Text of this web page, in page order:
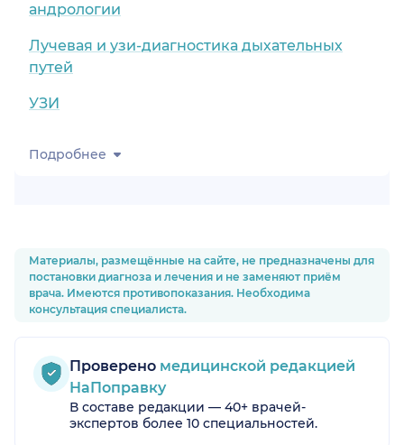
андрологии
Лучевая и узи-диагностика дыхательных
путей
УЗИ
Подробнее
Материалы, размещённые на сайте, не предназначены для
постановки диагноза и лечения и не заменяют приём
врача. Имеются противопоказания. Необходима
консультация специалиста.
Проверено медицинской редакцией
НаПоправку
В составе редакции — 40+ врачей-
экспертов более 10 специальностей.